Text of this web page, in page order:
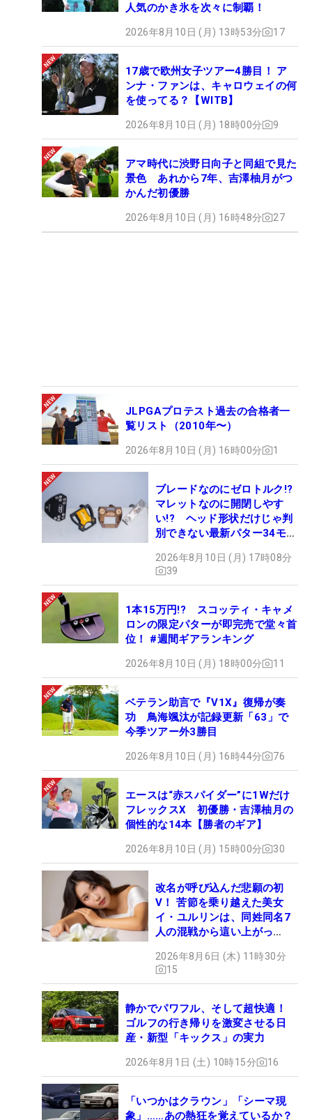
人気のかき氷を次々に制覇！
2026年8月10日 (月) 13時53分 17
17歳で欧州女子ツアー4勝目！ ア
ンナ・ファンは、キャロウェイの何
を使ってる？【WITB】
2026年8月10日 (月) 18時00分 9
アマ時代に渋野日向子と同組で見た
景色 あれから7年、吉澤柚月がつ
かんだ初優勝
2026年8月10日 (月) 16時48分 27
JLPGAプロテスト過去の合格者一
覧リスト（2010年〜）
2026年8月10日 (月) 16時00分 1
ブレードなのにゼロトルク!?
マレットなのに開閉しやす
い!? ヘッド形状だけじゃ判
別できない最新パター34モデ
#ギアカタログ2026
2026年8月10日 (月) 17時08分
39
1本15万円!? スコッティ・キャメ
ロンの限定パターが即完売で堂々首
位！ #週間ギアランキング
2026年8月10日 (月) 18時00分 11
ベテラン助言で『V1X』復帰が奏
功 鳥海颯汰が記録更新「63」で
今季ツアー外3勝目
2026年8月10日 (月) 16時44分 76
エースは“赤スパイダー”に1Wだけ
フレックスX 初優勝・吉澤柚月の
個性的な14本【勝者のギア】
2026年8月10日 (月) 15時00分 30
改名が呼び込んだ悲願の初
V！ 苦節を乗り越えた美女
イ・ユルリンは、同姓同名7
人の混戦から這い上がっ
2026年8月6日 (木) 11時30分
15
静かでパワフル、そして超快適！
ゴルフの行き帰りを激変させる日
産・新型「キックス」の実力
2026年8月1日 (土) 10時15分 16
「いつかはクラウン」「シーマ現
象」……あの熱狂を覚えているか？